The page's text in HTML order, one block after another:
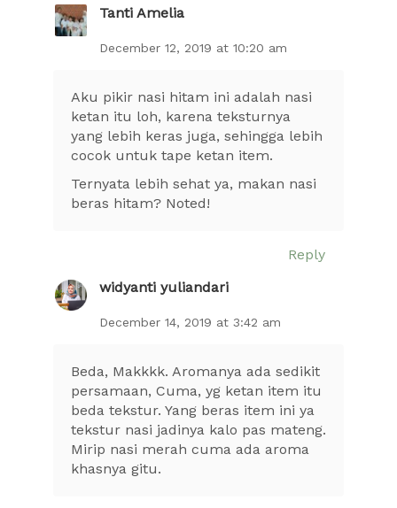
Tanti Amelia
December 12, 2019 at 10:20 am
Aku pikir nasi hitam ini adalah nasi
ketan itu loh, karena teksturnya
yang lebih keras juga, sehingga lebih
cocok untuk tape ketan item.
Ternyata lebih sehat ya, makan nasi
beras hitam? Noted!
Reply
widyanti yuliandari
December 14, 2019 at 3:42 am
Beda, Makkkk. Aromanya ada sedikit
persamaan, Cuma, yg ketan item itu
beda tekstur. Yang beras item ini ya
tekstur nasi jadinya kalo pas mateng.
Mirip nasi merah cuma ada aroma
khasnya gitu.